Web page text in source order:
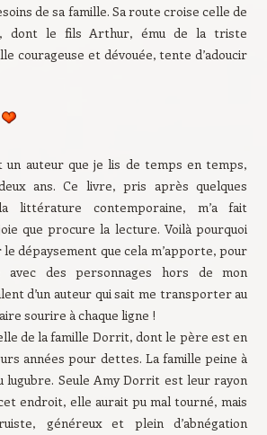
de sa famille. Sa route croise celle de
dont le fils Arthur, ému de la triste
courageuse et dévouée, tente d’adoucir
un auteur que je lis de temps en temps,
ans. Ce livre, pris après quelques
littérature contemporaine, m’a fait
que procure la lecture. Voilà pourquoi
le dépaysement que cela m’apporte, pour
des personnages hors de mon
d’un auteur qui sait me transporter au
sourire à chaque ligne !
de la famille Dorrit, dont le père est en
années pour dettes. La famille peine à
lugubre. Seule Amy Dorrit est leur rayon
endroit, elle aurait pu mal tourné, mais
généreux et plein d’abnégation